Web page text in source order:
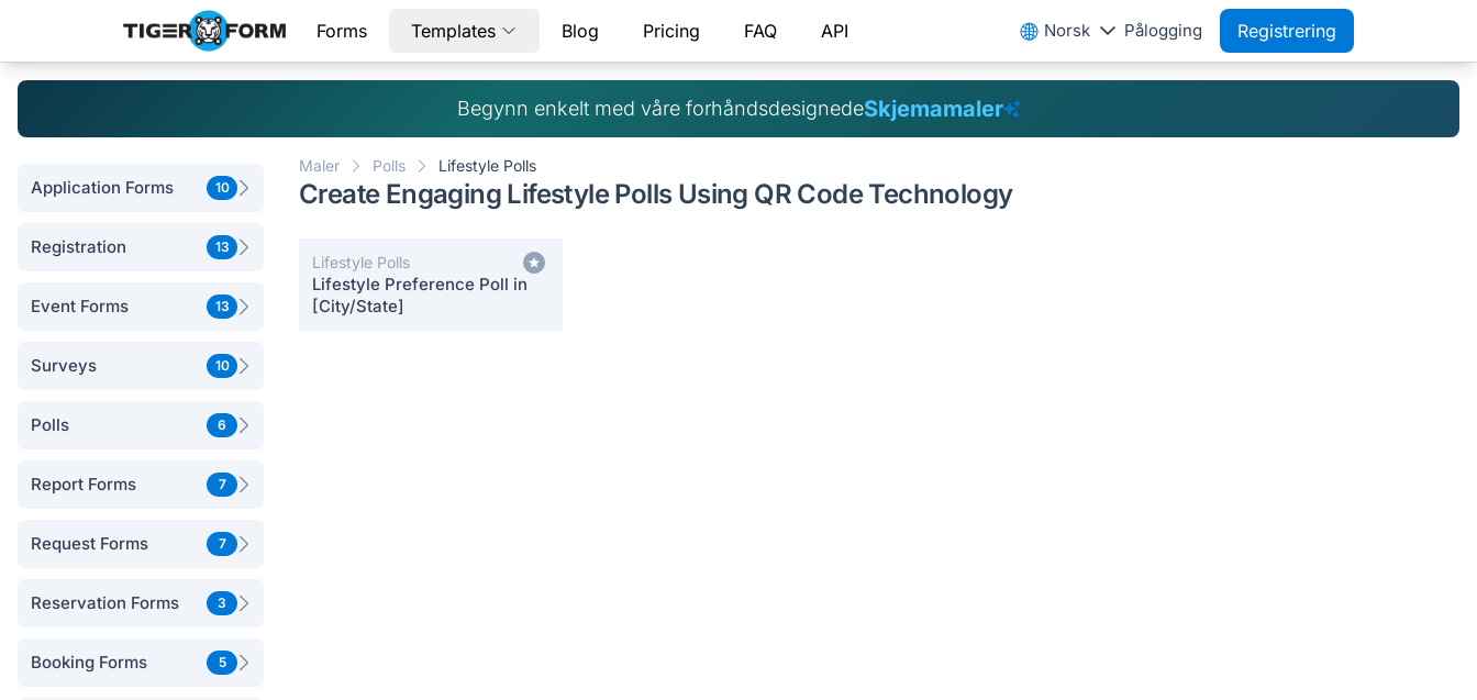
Forms Templates Blog Pricing FAQ API Norsk Pålogging Registrering
Begynn enkelt med våre forhåndsdesignedeSkjemamaler
Application Forms 10
Registration 13
Event Forms 13
Surveys 10
Polls 6
Report Forms 7
Request Forms 7
Reservation Forms 3
Booking Forms 5
Maler Polls Lifestyle Polls
Create Engaging Lifestyle Polls Using QR Code Technology
Lifestyle Polls
Lifestyle Preference Poll in
[City/State]